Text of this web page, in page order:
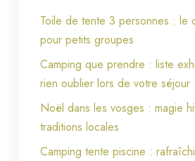
Toile de tente 3 personnes : le
pour petits groupes
Camping que prendre : liste
rien oublier lors de votre séjour
Noël dans les vosges : magie
traditions locales
Camping tente piscine :